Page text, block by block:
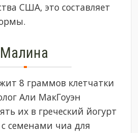
США, это составляет
Малина
8 граммов клетчатки
Али МакГоуэн
их в греческий йогурт
семенами чиа для